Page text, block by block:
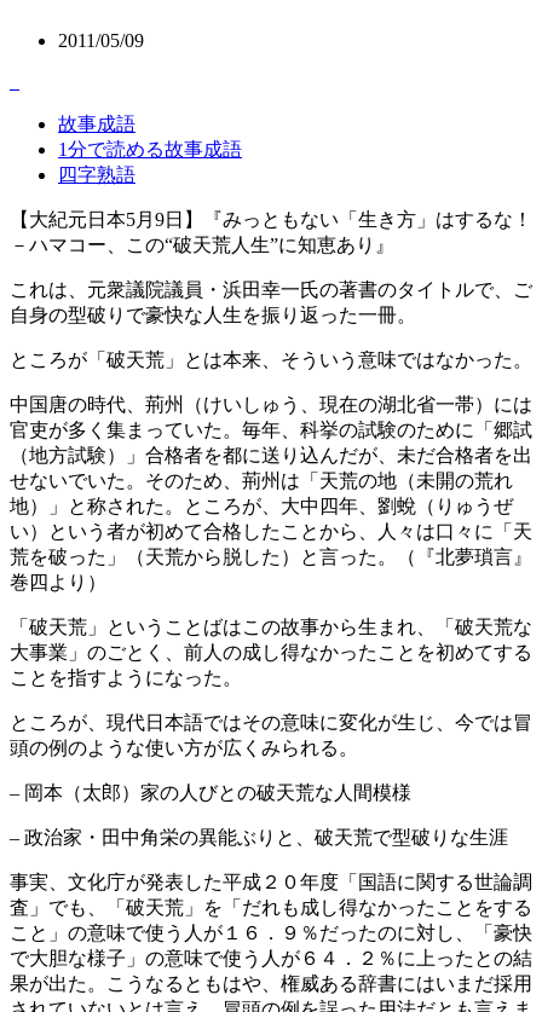
2011/05/09
故事成語
1分で読める故事成語
四字熟語
【大紀元日本5月9日】『みっともない「生き方」はするな！
－ハマコー、この“破天荒人生”に知恵あり』
これは、元衆議院議員・浜田幸一氏の著書のタイトルで、ご
自身の型破りで豪快な人生を振り返った一冊。
ところが「破天荒」とは本来、そういう意味ではなかった。
中国唐の時代、荊州（けいしゅう、現在の湖北省一帯）には
官吏が多く集まっていた。毎年、科挙の試験のために「郷試
（地方試験）」合格者を都に送り込んだが、未だ合格者を出
せないでいた。そのため、荊州は「天荒の地（未開の荒れ
地）」と称された。ところが、大中四年、劉蛻（りゅうぜ
い）という者が初めて合格したことから、人々は口々に「天
荒を破った」（天荒から脱した）と言った。（『北夢瑣言』
巻四より）
「破天荒」ということばはこの故事から生まれ、「破天荒な
大事業」のごとく、前人の成し得なかったことを初めてする
ことを指すようになった。
ところが、現代日本語ではその意味に変化が生じ、今では冒
頭の例のような使い方が広くみられる。
– 岡本（太郎）家の人びとの破天荒な人間模様
– 政治家・田中角栄の異能ぶりと、破天荒で型破りな生涯
事実、文化庁が発表した平成２０年度「国語に関する世論調
査」でも、「破天荒」を「だれも成し得なかったことをする
こと」の意味で使う人が１６．９％だったのに対し、「豪快
で大胆な様子」の意味で使う人が６４．２％に上ったとの結
果が出た。こうなるともはや、権威ある辞書にはいまだ採用